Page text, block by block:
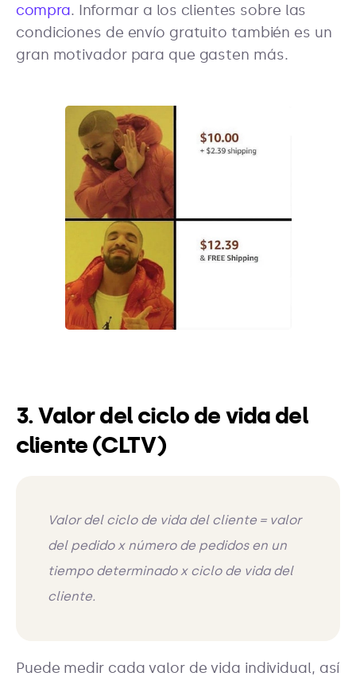
compra. Informar a los clientes sobre las
condiciones de envío gratuito también es un
gran motivador para que gasten más.
3. Valor del ciclo de vida del
cliente (CLTV)
Valor del ciclo de vida del cliente = valor
del pedido x número de pedidos en un
tiempo determinado x ciclo de vida del
cliente.
Puede medir cada valor de vida individual, así